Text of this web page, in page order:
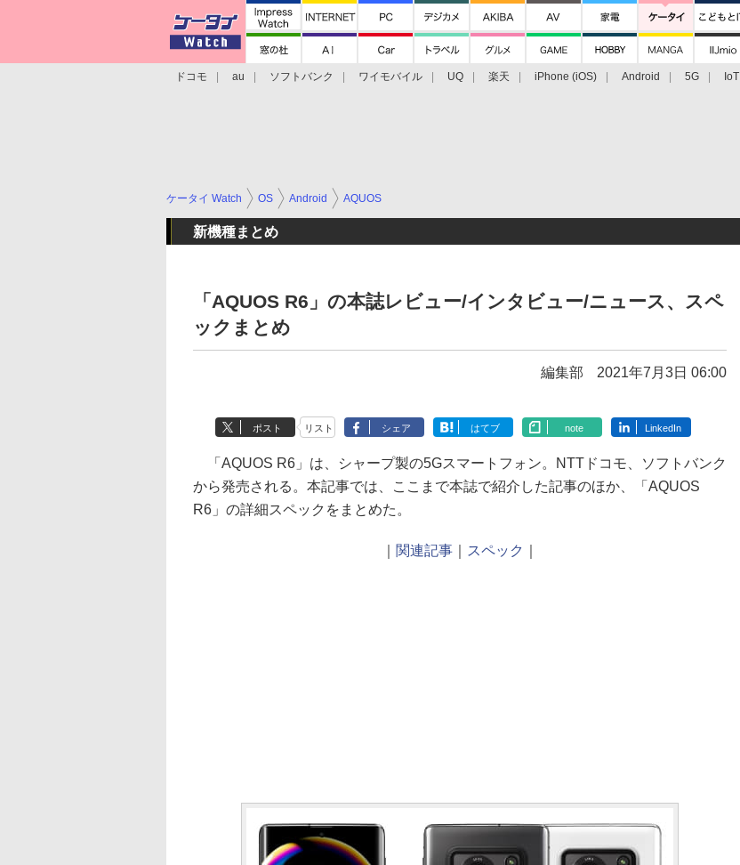
ドコモ au ソフトバンク ワイモバイル UQ 楽天 iPhone (iOS) Android 5G IoT
ケータイ Watch OS Android AQUOS
新機種まとめ
「AQUOS R6」の本誌レビュー/インタビュー/ニュース、スペ
ックまとめ
編集部 2021年7月3日 06:00
ポスト リスト シェア はてブ note LinkedIn
「AQUOS R6」は、シャープ製の5Gスマートフォン。NTTドコモ、ソフトバンク
から発売される。本記事では、ここまで本誌で紹介した記事のほか、「AQUOS
R6」の詳細スペックをまとめた。
関連記事 スペック